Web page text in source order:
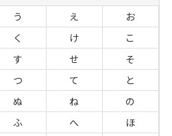
う え
お
く け
こ
す せ
そ
つ て
と
ぬ ね
の
ふ へ
ほ